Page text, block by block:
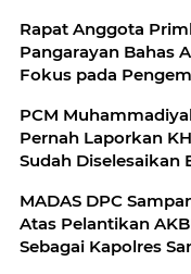
Rapat Anggota
Pangarayan Bahas
Fokus pada
PCM
Pernah Laporkan
Sudah Diselesaikan
MADAS DPC
Atas Pelantikan
Sebagai Kapolres